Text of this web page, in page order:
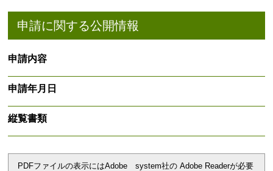
申請に関する公開情報
申請内容
申請年月日
縦覧書類
PDFファイルの表示にはAdobe system社の Adobe Readerが必要